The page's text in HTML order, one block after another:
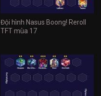
Đội hình Nasus Boong! Reroll
TFT mùa 17